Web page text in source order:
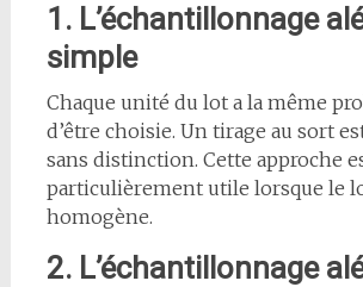
1. L’échantillonnage
simple
Chaque unité du lot a la même
d’être choisie. Un tirage au sort
sans distinction. Cette approche
particulièrement utile lorsque le
homogène.
2. L’échantillonnage